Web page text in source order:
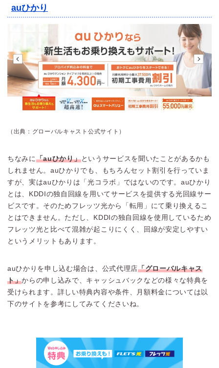
auひかり
（出典：グローバルキャスト公式サイト）
ちなみに「auひかり」というサービスを聞いたことがあるかも
しれません。auひかりでも、もちろんセット割引を行っていま
すが、実はauひかりは「光コラボ」ではないのです。auひかり
とは、KDDIの独自回線を用いてサービスを提供する光回線サー
ビスです。そのためフレッツ光から「転用」にて乗り換えるこ
とはできません。ただし、KDDIの独自回線を使用しているため
フレッツ光と比べて混雑が起こりにくく、回線が安定しやすい
というメリットもあります。
auひかりを申し込む場合は、公式代理店「グローバルキャス
ト」からの申し込みで、キャッシュバックなどの様々な特典を
受けられます。詳しい特典内容や条件、月額料金については以
下のサイトを参考にしてみてくださいね。